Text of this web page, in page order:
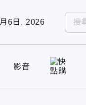
6日, 2026
影音